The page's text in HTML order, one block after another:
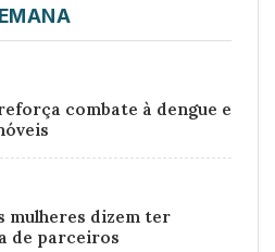
combate à dengue e
mulheres dizem ter
de parceiros